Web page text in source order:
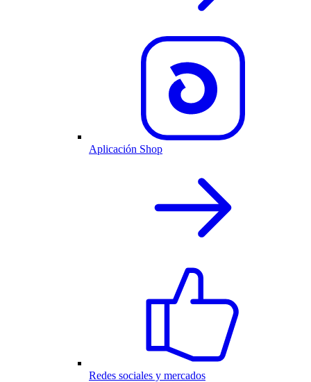
Aplicación Shop
Redes sociales y mercados